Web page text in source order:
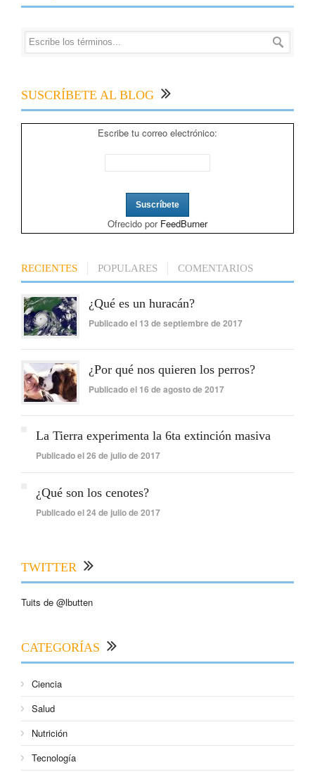
SUSCRÍBETE AL BLOG
Escribe tu correo electrónico:
Ofrecido por FeedBurner
RECIENTES POPULARES COMENTARIOS
¿Qué es un huracán?
Publicado el 13 de septiembre de 2017
¿Por qué nos quieren los perros?
Publicado el 16 de agosto de 2017
La Tierra experimenta la 6ta extinción masiva
Publicado el 26 de julio de 2017
¿Qué son los cenotes?
Publicado el 24 de julio de 2017
TWITTER
Tuits de @lbutten
CATEGORÍAS
Ciencia
Salud
Nutrición
Tecnología